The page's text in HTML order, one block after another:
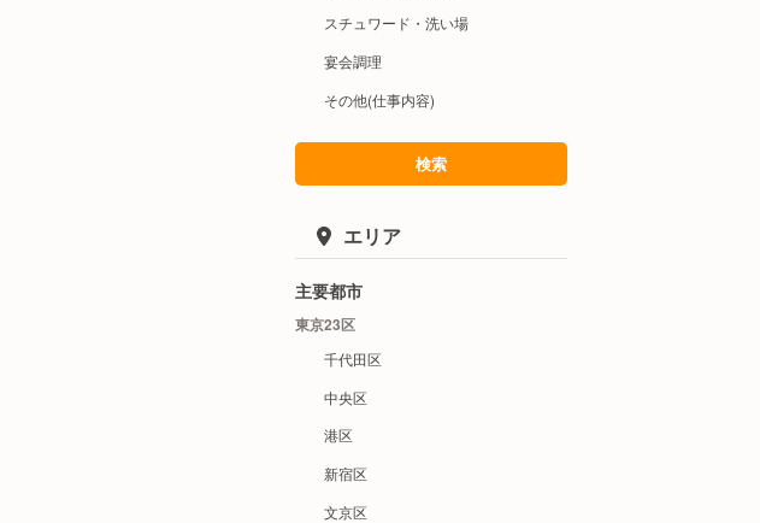
スチュワード・洗い場
宴会調理
その他(仕事内容)
検索
エリア
主要都市
東京23区
千代田区
中央区
港区
新宿区
文京区